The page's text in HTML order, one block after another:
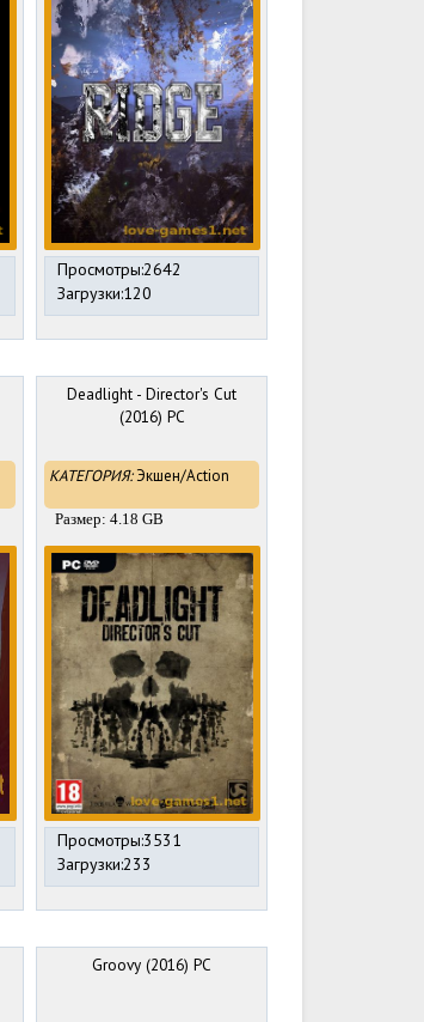
Просмотры:2642
Загрузки:120
Deadlight - Director's Cut
(2016) PC
КАТЕГОРИЯ:Экшен/Action
Размер: 4.18 GB
Просмотры:3531
Загрузки:233
Groovy (2016) PC